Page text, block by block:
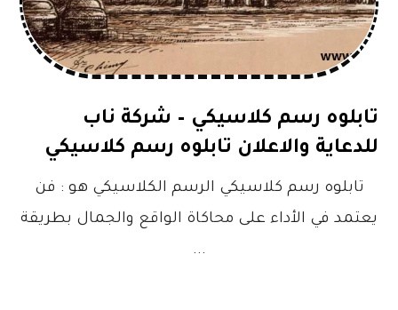
تابلوه رسم كلاسيكي – شركة ناب
للدعاية والاعلان تابلوه رسم كلاسيكي
تابلوه رسم كلاسيكي الرسم الكلاسيكي هو : فن
يعتمد في الأداء على محاكاة الواقع والجمال بطريقة
...